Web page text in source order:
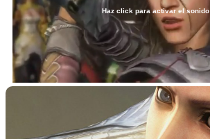
Unmute /
Loaded
45.90%
Haz click para activar el sonido